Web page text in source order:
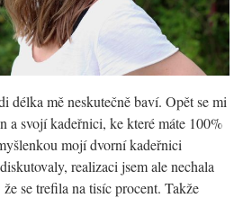
délka mě neskutečně baví. Opět se mi
a svojí kadeřnici, ke které máte 100%
mojí dvorní kadeřnici
realizaci jsem ale nechala
se trefila na tisíc procent. Takže